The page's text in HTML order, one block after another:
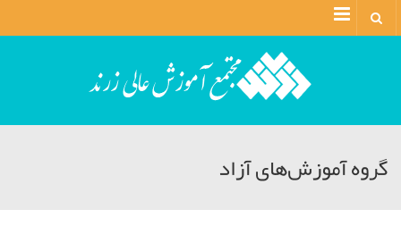
Menu
گروه آموزش‌های آزاد